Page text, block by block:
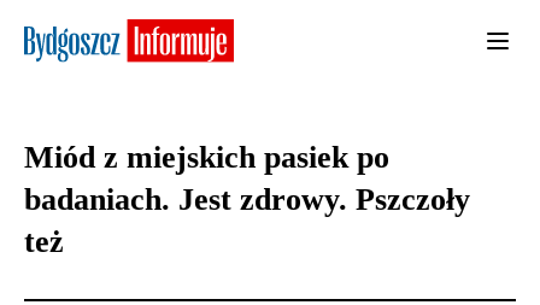
Miód z miejskich pasiek po
badaniach. Jest zdrowy. Pszczoły
też